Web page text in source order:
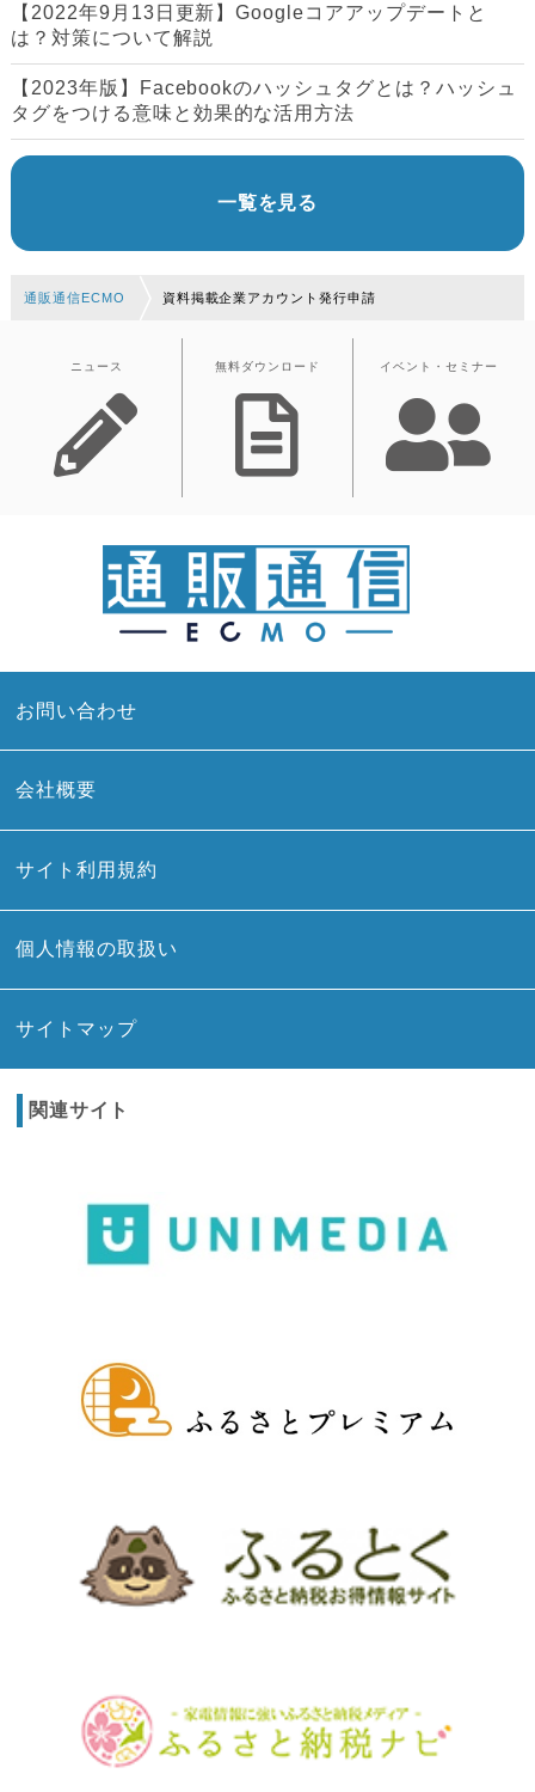
【2022年9月13日更新】Googleコアアップデートと
は？対策について解説
【2023年版】Facebookのハッシュタグとは？ハッシュ
タグをつける意味と効果的な活用方法
一覧を見る
通販通信ECMO 資料掲載企業アカウント発行申請
ニュース 無料ダウンロード イベント・セミナー
お問い合わせ
会社概要
サイト利用規約
個人情報の取扱い
サイトマップ
関連サイト